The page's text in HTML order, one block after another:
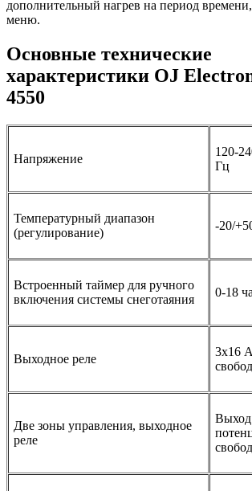
дополнительный нагрев на период
меню.
Основные технические
характеристики OJ
4550
Напряжение
120-
Гц
Температурный диапазон
(регулирование)
-20/
Встроенный таймер для ручного
включения системы снеготаяния
0-18
Выходное реле
3х16
Две зоны управления, выходное
реле